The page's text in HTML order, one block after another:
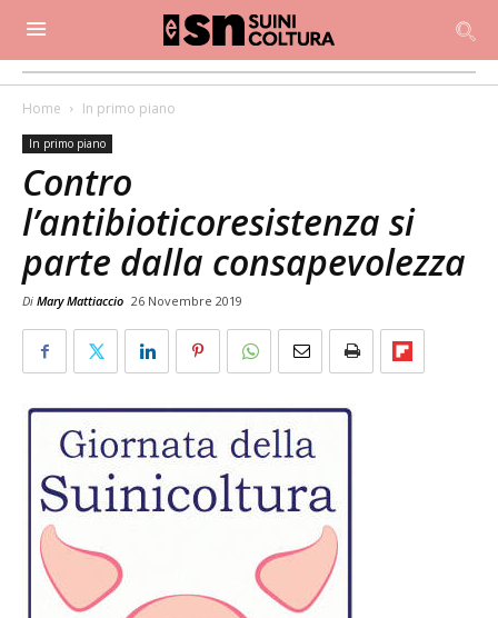
Home In primo piano
In primo piano
Contro
l’antibioticoresistenza si
parte dalla consapevolezza
Di Mary Mattiaccio 26 Novembre 2019